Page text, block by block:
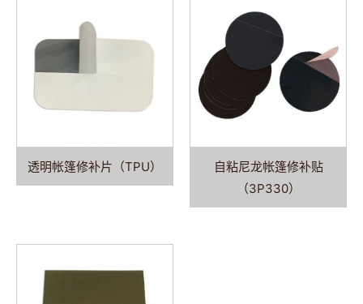
透明帐篷修补片（TPU）
自粘尼龙帐篷修补贴
（3P330）